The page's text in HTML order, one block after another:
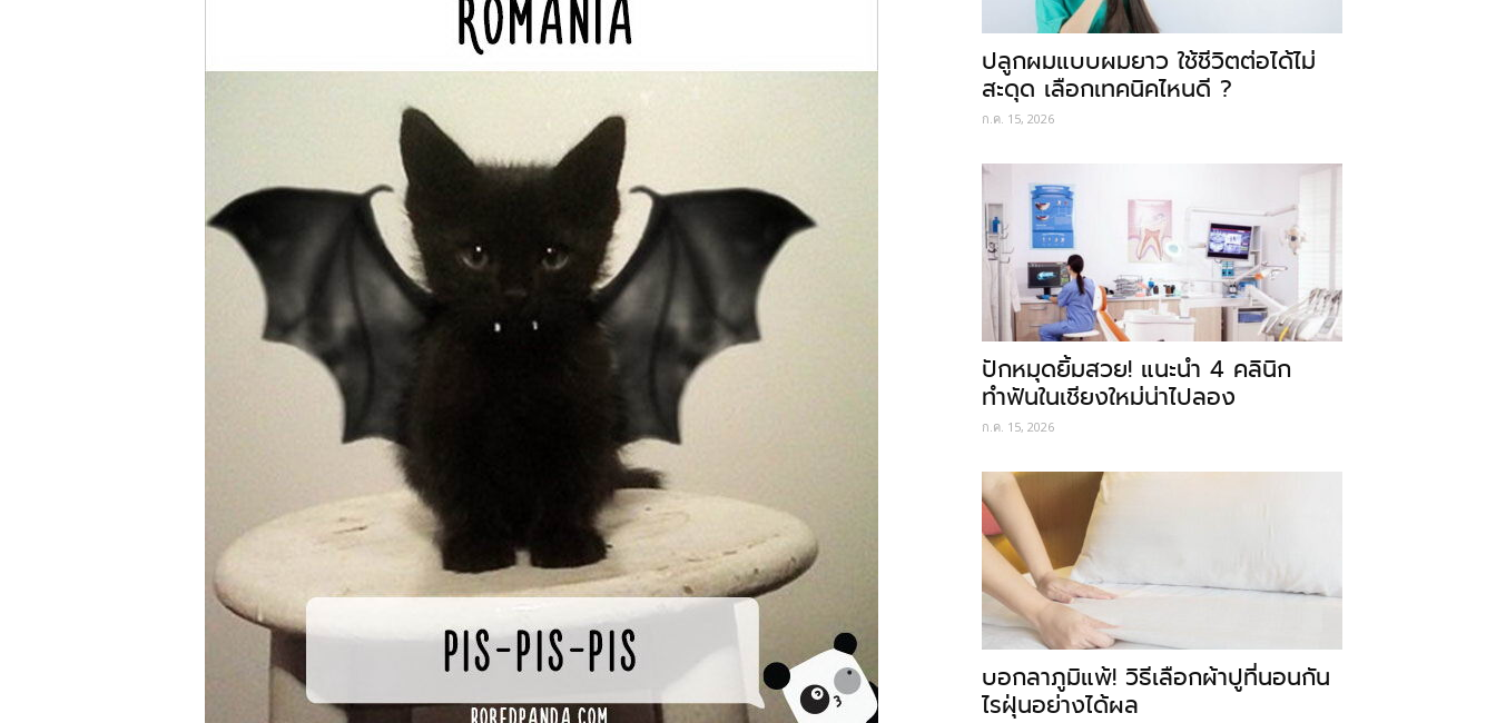
ปลูกผมแบบผมยาว ใช้ชีวิตต่อได้ไม่
สะดุด เลือกเทคนิคไหนดี ?
ก.ค. 15, 2026
ปักหมุดยิ้มสวย! แนะนำ 4 คลินิก
ทำฟันในเชียงใหม่น่าไปลอง
ก.ค. 15, 2026
บอกลาภูมิแพ้! วิธีเลือกผ้าปูที่นอนกัน
ไรฝุ่นอย่างได้ผล